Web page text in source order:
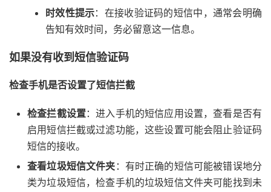
时效性提示：在接收验证码的短信中，通常会明确
告知有效时间，务必留意这一信息。
如果没有收到短信验证码
检查手机是否设置了短信拦截
检查拦截设置：进入手机的短信应用设置，查看是否有
启用短信拦截或过滤功能，这些设置可能会阻止验证码
短信的接收。
查看垃圾短信文件夹 ：有时正确的短信可能被错误地分
类为垃圾短信，检查手机的垃圾短信文件夹可能找到未